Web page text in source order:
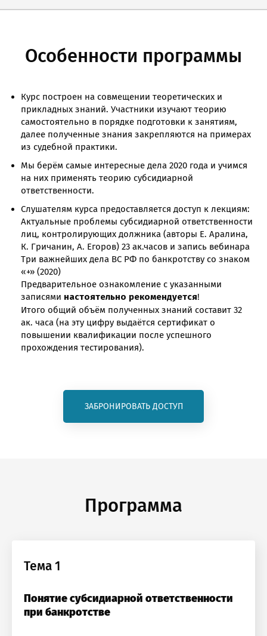
Особенности программы
Курс построен на совмещении теоретических и
прикладных знаний. Участники изучают теорию
самостоятельно в порядке подготовки к занятиям,
далее полученные знания закрепляются на примерах
из судебной практики.
Мы берём самые интересные дела 2020 года и учимся
на них применять теорию субсидиарной
ответственности.
Слушателям курса предоставляется доступ к лекциям:
Актуальные проблемы субсидиарной ответственности
лиц, контролирующих должника (авторы Е. Аралина,
К. Гричанин, А. Егоров) 23 ак.часов и запись вебинара
Три важнейших дела ВС РФ по банкротству со знаком
«+» (2020)
Предварительное ознакомление с указанными
записями настоятельно рекомендуется!
Итого общий объём полученных знаний составит 32
ак. часа (на эту цифру выдаётся сертификат о
повышении квалификации после успешного
прохождения тестирования).
ЗАБРОНИРОВАТЬ ДОСТУП
Программа
Тема 1
Понятие субсидиарной ответственности
при банкротстве